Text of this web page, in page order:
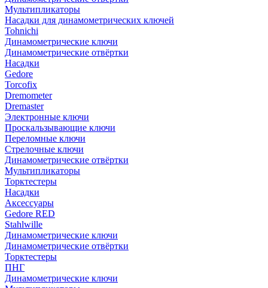
Мультипликаторы
Насадки для динамометрических ключей
Tohnichi
Динамометрические ключи
Динамометрические отвёртки
Насадки
Gedore
Torcofix
Dremometer
Dremaster
Электронные ключи
Проскальзывающие ключи
Переломные ключи
Стрелочные ключи
Динамометрические отвёртки
Мультипликаторы
Торктестеры
Насадки
Аксессуары
Gedore RED
Stahlwille
Динамометрические ключи
Динамометрические отвёртки
Торктестеры
ПНГ
Динамометрические ключи